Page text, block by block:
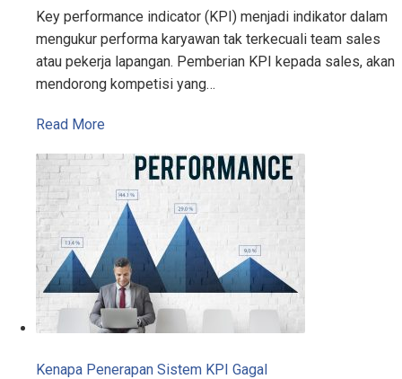
Key performance indicator (KPI) menjadi indikator dalam
mengukur performa karyawan tak terkecuali team sales
atau pekerja lapangan. Pemberian KPI kepada sales, akan
mendorong kompetisi yang…
Read More
Kenapa Penerapan Sistem KPI Gagal